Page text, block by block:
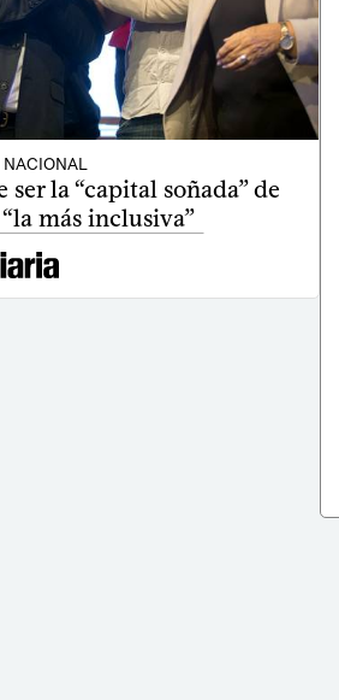
la “capital soñada” de
más inclusiva”